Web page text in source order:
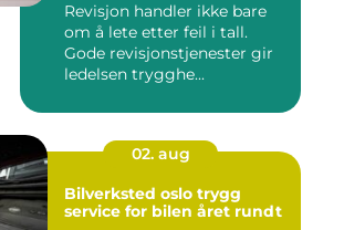
Revisjon handler ikke bare
om å lete etter feil i tall.
Gode revisjonstjenester gir
ledelsen trygghe...
02. aug
Bilverksted oslo trygg
service for bilen året rundt